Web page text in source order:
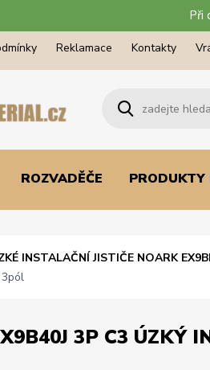
Při
Reklamace Kontakty
ROZVADĚČE PRODUKTY
INSTALAČNÍ JISTIČE NOARK
3pól
3P C3 ÚZKÝ